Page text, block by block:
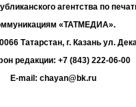
агентства по
«ТАТМЕДИА».
Татарстан, г. Казань ул.
редакции: +7 (843) 222-06-00
E-mail: chayan@bk.ru